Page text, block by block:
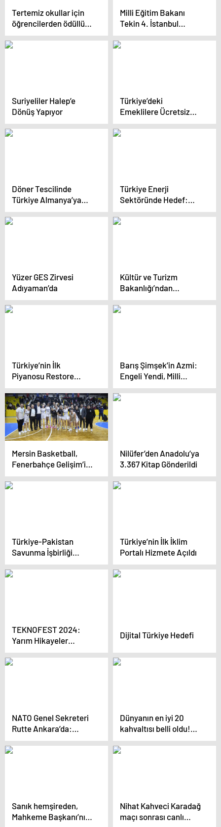
Tertemiz okullar için
öğrencilerden ödüllü
projeler
Milli Eğitim Bakanı
Tekin 4. İstanbul
Eğitim Zirvesi’ne video
mesaj gönderdi!
Suriyeliler Halep’e
Dönüş Yapıyor
Türkiye’deki
Emeklilere Ücretsiz
Tatil Projesi Başlatıldı
Döner Tescilinde
Türkiye Almanya’ya
İtiraz Etti
Türkiye Enerji
Sektöründe Hedef:
220 Bin Megavat
Yüzer GES Zirvesi
Adıyaman’da
Kültür ve Turizm
Bakanlığı’ndan
‘Artemis’in Yolculuğu’
Çizgi Romanı
Türkiye’nin İlk
Piyanosu Restore
Edildi
Barış Şimşek’in Azmi:
Engeli Yendi, Milli
Takıma Seçildi
Mersin Basketball,
Fenerbahçe Gelişim’i
Yenerek Öne Geçti
Nilüfer’den Anadolu’ya
3.367 Kitap Gönderildi
Türkiye-Pakistan
Savunma İşbirliği
Güçleniyor
Türkiye’nin İlk İklim
Portalı Hizmete Açıldı
TEKNOFEST 2024:
Yarım Hikayeler
Tamamlandı
Dijital Türkiye Hedefi
NATO Genel Sekreteri
Rutte Ankara’da:
Başkan Erdoğan ile
görüşecek
Dünyanın en iyi 20
kahvaltısı belli oldu!
Türkiye’de hangi
kahvaltı sıralamaya
Sanık hemşireden,
Mahkeme Başkanı’nın
Nihat Kahveci Karadağ
maçı sonrası canlı